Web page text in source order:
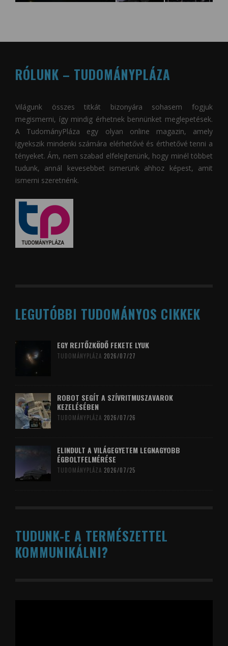
RÓLUNK – TUDOMÁNYPLÁZA
Világunk összes titkát bizonyára sohasem fogjuk
megismerni, így mindig érhetnek bennünket meglepetések.
A TudományPláza egy olyan online magazin, amely
igyekszik mindenki számára elérhetővé és érthetővé tenni a
tényeket. Ám, nem szabad elfelejtenünk, hogy minél többet
tudunk, annál kevesebbet ismerünk ahhoz képest, amit
ismerni szeretnénk.
LEGUTÓBBI TUDOMÁNYOS CIKKEK
EGY REJTŐZKÖDŐ FEKETE LYUK
TUDOMÁNYPLÁZA 2026/07/27
ROBOT SEGÍT A SZÍVRITMUSZAVAROK
KEZELÉSÉBEN
TUDOMÁNYPLÁZA 2026/07/26
ELINDULT A VILÁGEGYETEM LEGNAGYOBB
ÉGBOLTFELMÉRÉSE
TUDOMÁNYPLÁZA 2026/07/25
TUDUNK-E A TERMÉSZETTEL
KOMMUNIKÁLNI?